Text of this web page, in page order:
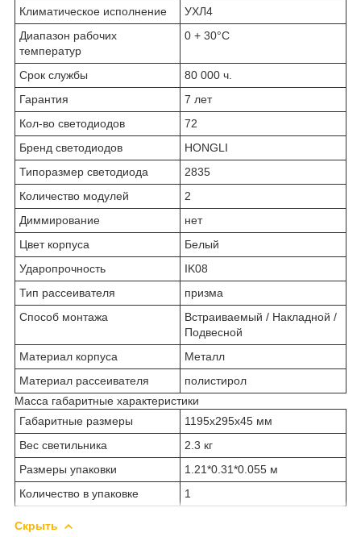
Климатическое исполнение
УХЛ4
Диапазон рабочих
температур
0 + 30°C
Срок службы
80 000 ч.
Гарантия
7 лет
Кол-во светодиодов
72
Бренд светодиодов
HONGLI
Типоразмер светодиода
2835
Количество модулей
2
Диммирование
нет
Цвет корпуса
Белый
Ударопрочность
IK08
Тип рассеивателя
призма
Способ монтажа
Встраиваемый / Накладной /
Подвесной
Материал корпуса
Металл
Материал рассеивателя
полистирол
Масса габаритные характеристики
Габаритные размеры
1195х295х45 мм
Вес светильника
2.3 кг
Размеры упаковки
1.21*0.31*0.055 м
Количество в упаковке
1
Скрыть